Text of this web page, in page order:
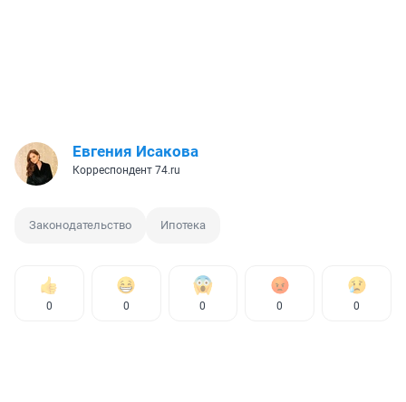
Евгения Исакова
Корреспондент 74.ru
Законодательство Ипотека
0 0 0 0 0